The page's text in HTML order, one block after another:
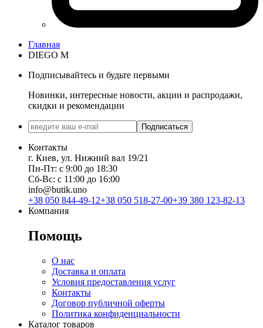
Главная
DIEGO M
Подписывайтесь и будьте первыми
Новинки, интересные новости, акции и распродажи,
скидки и рекомендации
Подписаться
Контакты
г. Киев, ул. Нижний вал 19/21
Пн-Пт: с 9:00 до 18:30
Сб-Вс: с 11:00 до 16:00
info@butik.uno
+38 050 844-49-12+38 050 518-27-00+39 380 123-82-13
Компания
Помощь
О нас
Доставка и оплата
Условия предоставления услуг
Контакты
Договор публичной оферты
Политика конфиденциальности
Каталог товаров